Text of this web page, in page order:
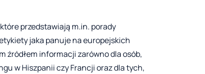
przedstawiają m.in. porady
jaka panuje na europejskich
źródłem informacji zarówno dla osób,
w Hiszpanii czy Francji oraz dla tych,